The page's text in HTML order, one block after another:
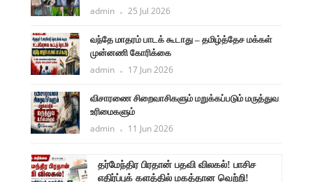
admin 25 Jul 2026
வந்தே மாதரம் பாடக் கூடாது – தமிழ்த்தேச மக்கள்
முன்னணி கோரிக்கை
admin 17 Jun 2026
விசாரணை சிறைவாசிகளும் மறுக்கப்படும் மருத்துவ
உரிமைகளும்
admin 11 Jun 2026
தர்மேந்திர பிரதான் பதவி விலகல்! பாசிச
எதிர்ப்புக் களத்தில் மகத்தான வெற்றி!